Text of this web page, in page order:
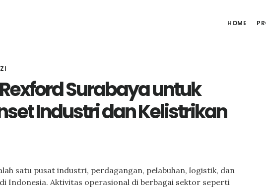
HOME
Surabaya untuk
Industri dan Kelistrikan
satu pusat industri, perdagangan, pelabuhan, logistik, dan
Indonesia. Aktivitas operasional di berbagai sektor seperti